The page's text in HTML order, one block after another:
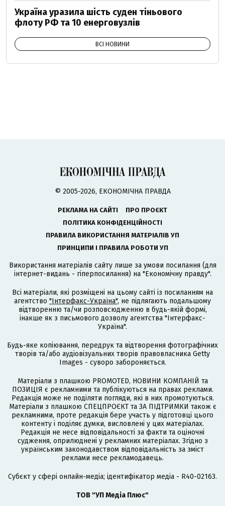
Україна уразила шість суден тіньового
флоту РФ та 10 енерговузлів
ВСІ НОВИНИ
© 2005-2026, ЕКОНОМІЧНА ПРАВДА
РЕКЛАМА НА САЙТІ
ПРО ПРОЄКТ
ПОЛІТИКА КОНФІДЕНЦІЙНОСТІ
ПРАВИЛА ВИКОРИСТАННЯ МАТЕРІАЛІВ УП
ПРИНЦИПИ І ПРАВИЛА РОБОТИ УП
Використання матеріалів сайту лише за умови посилання (для
інтернет-видань - гіперпосилання) на "Економічну правду".
Всі матеріали, які розміщені на цьому сайті із посиланням на
агентство "Інтерфакс-Україна", не підлягають подальшому
відтворенню та/чи розповсюдженню в будь-якій формі,
інакше як з письмового дозволу агентства "Інтерфакс-
Україна".
Будь-яке копіювання, передрук та відтворення фотографічних
творів та/або аудіовізуальних творів правовласника Getty
Images - суворо забороняється.
Матеріали з плашкою PROMOTED, НОВИНИ КОМПАНІЙ та
ПОЗИЦІЯ є рекламними та публікуються на правах реклами.
Редакція може не поділяти погляди, які в них промотуються.
Матеріали з плашкою СПЕЦПРОЄКТ та ЗА ПІДТРИМКИ також є
рекламними, проте редакція бере участь у підготовці цього
контенту і поділяє думки, висловлені у цих матеріалах.
Редакція не несе відповідальності за факти та оціночні
судження, оприлюднені у рекламних матеріалах. Згідно з
українським законодавством відповідальність за зміст
реклами несе рекламодавець.
Cубєкт у сфері онлайн-медіа; ідентифікатор медіа - R40-02163.
ТОВ "УП Медіа Плюс"